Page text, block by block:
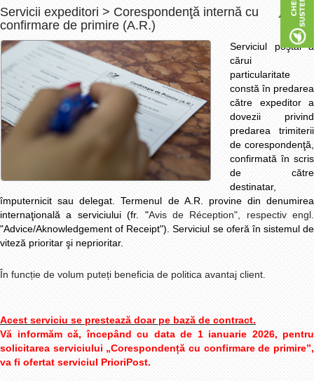
Servicii expeditori > Corespondenţă internă cu
confirmare de primire (A.R.)
+
Serviciul poştal a
cărui
particularitate
constă în predarea
către expeditor a
dovezii privind
predarea trimiterii
de corespondenţă,
confirmată în scris
de către
destinatar,
împuternicit sau delegat. Termenul de A.R. provine din denumirea
internaţională a serviciului (fr. "Avis de Réception" respectiv engl.
"Advice/Aknowledgement of Receipt"). Serviciul se oferă în sistemul de
viteză prioritar şi neprioritar.
În funcție de volum puteți beneficia de politica avantaj client.
Acest serviciu se prestează doar pe bază de contract.
Vă informăm că, începând cu data de 1 ianuarie 2026, pentru
solicitarea serviciului „Corespondență cu confirmare de primire”,
va fi ofertat serviciul PrioriPost.